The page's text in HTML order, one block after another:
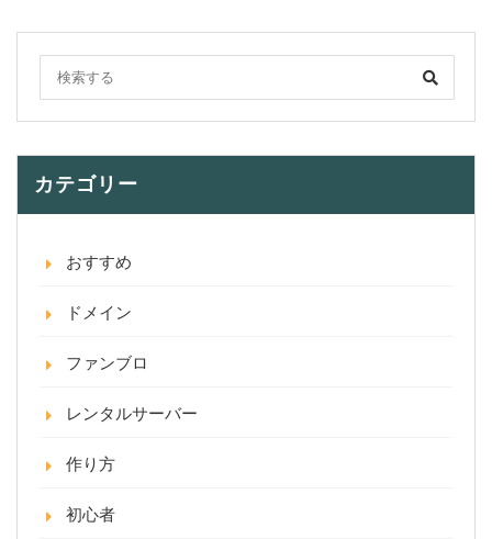
カテゴリー
おすすめ
ドメイン
ファンブロ
レンタルサーバー
作り方
初心者